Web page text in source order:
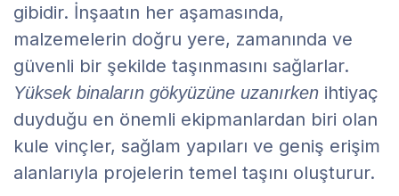
gibidir. İnşaatın her aşamasında,
malzemelerin doğru yere, zamanında ve
güvenli bir şekilde taşınmasını sağlarlar.
Yüksek binaların gökyüzüne uzanırken ihtiyaç
duyduğu en önemli ekipmanlardan biri olan
kule vinçler, sağlam yapıları ve geniş erişim
alanlarıyla projelerin temel taşını oluşturur.